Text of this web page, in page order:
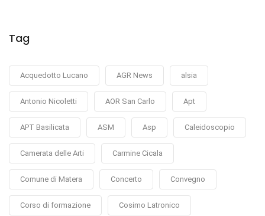
Tag
Acquedotto Lucano AGR News alsia
Antonio Nicoletti AOR San Carlo Apt
APT Basilicata ASM Asp Caleidoscopio
Camerata delle Arti Carmine Cicala
Comune di Matera Concerto Convegno
Corso di formazione Cosimo Latronico